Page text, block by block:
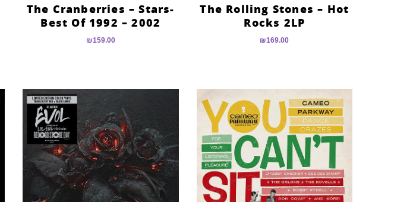
The Rolling Stones – Hot
Rocks 2LP
₪169.00
The Cranberries – Stars-
Best Of 1992 – 2002
₪159.00